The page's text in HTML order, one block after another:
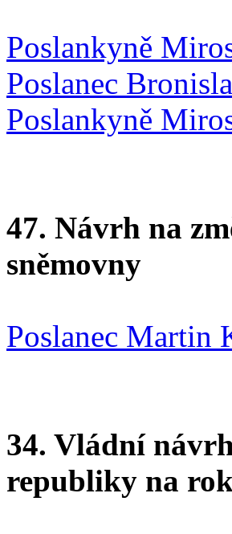
Poslankyně
Poslanec
Poslankyně
47. Návrh na
sněmovny
Poslanec Martin
34. Vládní
republiky na